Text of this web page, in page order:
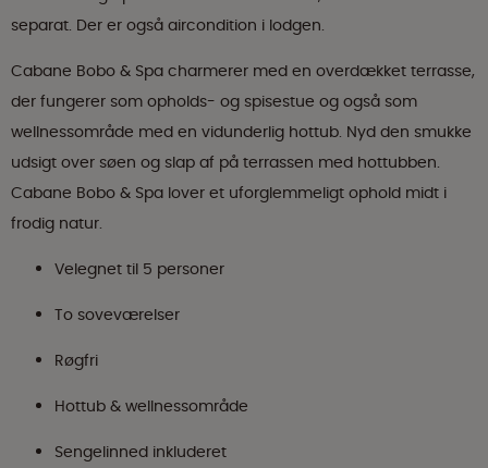
separat. Der er også aircondition i lodgen.
Cabane Bobo & Spa charmerer med en overdækket terrasse,
der fungerer som opholds- og spisestue og også som
wellnessområde med en vidunderlig hottub. Nyd den smukke
udsigt over søen og slap af på terrassen med hottubben.
Cabane Bobo & Spa lover et uforglemmeligt ophold midt i
frodig natur.
Velegnet til 5 personer
To soveværelser
Røgfri
Hottub & wellnessområde
Sengelinned inkluderet